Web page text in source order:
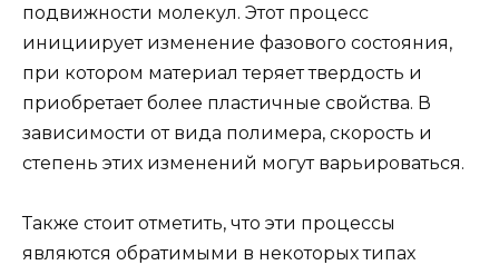
подвижности молекул. Этот процесс
инициирует изменение фазового состояния,
при котором материал теряет твердость и
приобретает более пластичные свойства. В
зависимости от вида полимера, скорость и
степень этих изменений могут варьироваться.
Также стоит отметить, что эти процессы
являются обратимыми в некоторых типах